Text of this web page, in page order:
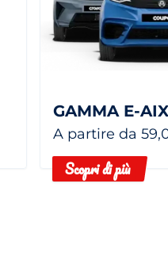
GAMMA E-
A partire da
Scopri di più